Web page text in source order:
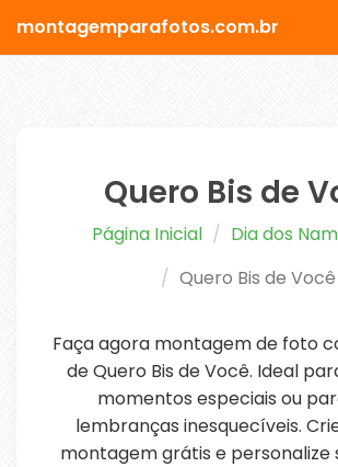
montagemparafotos.com.br
Quero Bis de
Página Inicial
Dia dos
Quero Bis de Você
Faça agora montagem de foto
de Quero Bis de Você. Ideal
momentos especiais ou
lembranças inesquecíveis.
montagem grátis e personalize